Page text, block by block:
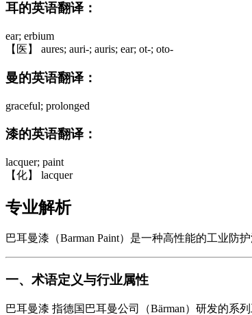
耳的英语翻译：
ear; erbium
【医】 aures; auri-; auris; ear; ot-; oto-
曼的英语翻译：
graceful; prolonged
漆的英语翻译：
lacquer; paint
【化】 lacquer
专业解析
巴耳曼漆（Barman Paint）是一种高性能的工业防
一、术语定义与行业属性
巴耳曼漆 指德国巴耳曼公司（Bärman）研发的系